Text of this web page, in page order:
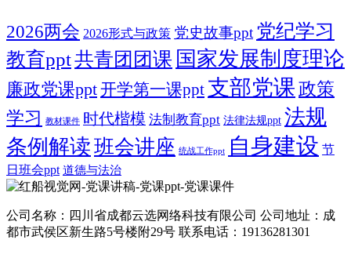
2026两会 2026形式与政策 党史故事ppt 党纪学习
教育ppt共青团团课 国家发展制度理论
廉政党课ppt开学第一课ppt 支部党课政策
学习
教材课件 时代楷模 法制教育ppt 法律法规ppt 法规
条例解读班会讲座 统战工作ppt 自身建设 节
日班会ppt 道德与法治
公司名称：四川省成都云选网络科技有限公司 公司地址：成
都市武侯区新生路5号楼附29号 联系电话：19136281301